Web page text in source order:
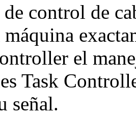
control de
el
Task
señal.